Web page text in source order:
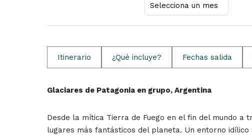
Itinerario ¿Qué incluye? Fechas salida
Glaciares de Patagonia en grupo, Argentina
Desde la mítica Tierra de Fuego en el fin del mundo
lugares más fantásticos del planeta. Un entorno